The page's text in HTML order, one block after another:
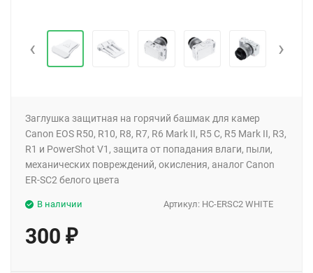
‹ ›
Заглушка защитная на горячий башмак для камер
Canon EOS R50, R10, R8, R7, R6 Mark II, R5 C, R5 Mark II, R3,
R1 и PowerShot V1, защита от попадания влаги, пыли,
механических повреждений, окисления, аналог Canon
ER-SC2 белого цвета
Артикул: HC-ERSC2 WHITE
В наличии
300 ₽